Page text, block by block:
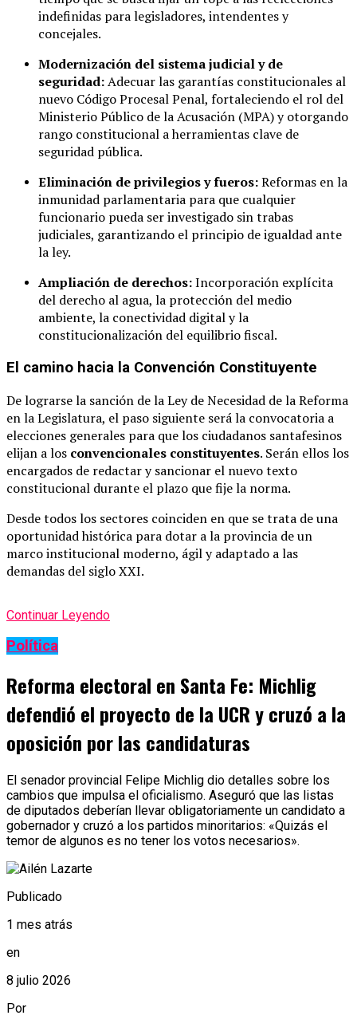
indefinidas para legisladores, intendentes y
concejales.
Modernización del sistema judicial y de
seguridad:Adecuar las garantías constitucionales al
nuevo Código Procesal Penal, fortaleciendo el rol del
Ministerio Público de la Acusación (MPA) y otorgando
rango constitucional a herramientas clave de
seguridad pública.
Eliminación de privilegios y fueros:Reformas en la
inmunidad parlamentaria para que cualquier
funcionario pueda ser investigado sin trabas
judiciales, garantizando el principio de igualdad ante
la ley.
Ampliación de derechos:Incorporación explícita
del derecho al agua, la protección del medio
ambiente, la conectividad digital y la
constitucionalización del equilibrio fiscal.
El camino hacia la Convención Constituyente
De lograrse la sanción de la Ley de Necesidad de la Reforma
en la Legislatura, el paso siguiente será la convocatoria a
elecciones generales para que los ciudadanos santafesinos
elijan a los convencionales constituyentes. Serán ellos los
encargados de redactar y sancionar el nuevo texto
constitucional durante el plazo que fije la norma.
Desde todos los sectores coinciden en que se trata de una
oportunidad histórica para dotar a la provincia de un
marco institucional moderno, ágil y adaptado a las
demandas del siglo XXI.
Continuar Leyendo
Política
Reforma electoral en Santa Fe: Michlig
defendió el proyecto de la UCR y cruzó a la
oposición por las candidaturas
El senador provincial Felipe Michlig dio detalles sobre los
cambios que impulsa el oficialismo. Aseguró que las listas
de diputados deberían llevar obligatoriamente un candidato a
gobernador y cruzó a los partidos minoritarios: «Quizás el
temor de algunos es no tener los votos necesarios».
Publicado
1 mes atrás
en
8 julio 2026
Por